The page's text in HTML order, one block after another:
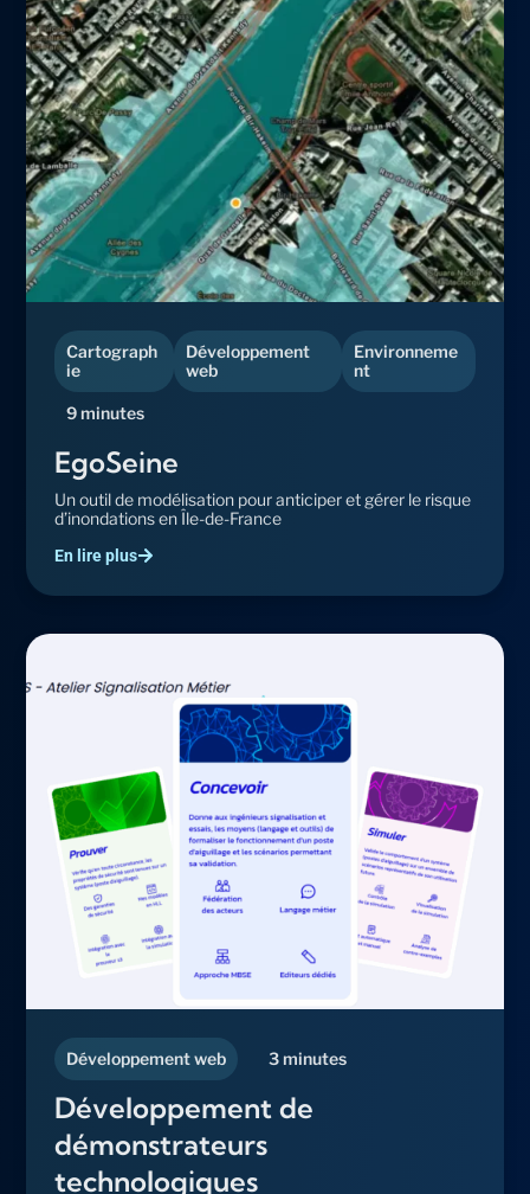
Cartograph
ie
Développement
web
Environneme
nt
9 minutes
EgoSeine
Un outil de modélisation pour anticiper et gérer le risque
d’inondations en Île-de-France
En lire plus
Développement web 3 minutes
Développement de
démonstrateurs
technologiques